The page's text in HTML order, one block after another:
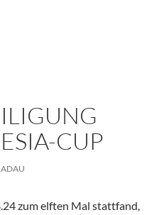
Spiele
CUP
zum elften Mal stattfand,